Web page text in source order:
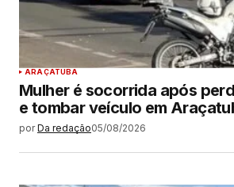
ARAÇATUBA
Mulher é socorrida após
e tombar veículo em
por Da redação05/08/2026